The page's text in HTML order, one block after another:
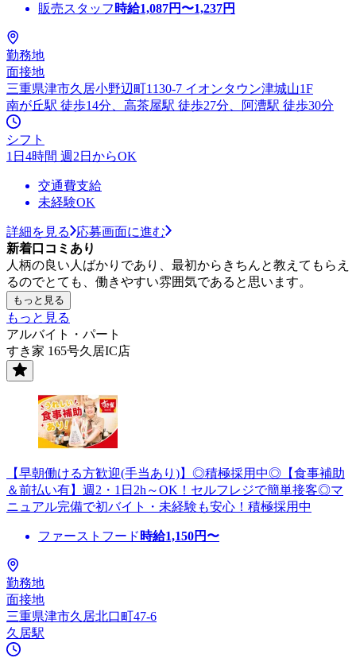
販売スタッフ 時給1,087円〜1,237円
勤務地
面接地
三重県津市久居小野辺町1130-7 イオンタウン津城山1F
南が丘駅 徒歩14分、高茶屋駅 徒歩27分、阿漕駅 徒歩30分
シフト
1日4時間 週2日からOK
交通費支給
未経験OK
詳細を見る
応募画面に進む
新着口コミあり
人柄の良い人ばかりであり、最初からきちんと教えてもらえ
るのでとても、働きやすい雰囲気であると思います。
もっと見る
もっと見る
アルバイト・パート
すき家 165号久居IC店
【早朝働ける方歓迎(手当あり)】◎積極採用中◎【食事補助
＆前払い有】週2・1日2h～OK！セルフレジで簡単接客◎マ
ニュアル完備で初バイト・未経験も安心！積極採用中
ファーストフード 時給1,150円〜
勤務地
面接地
三重県津市久居北口町47-6
久居駅